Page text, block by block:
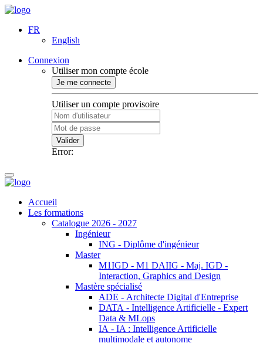
FR
English
Connexion
Utiliser mon compte école
Je me connecte
Utiliser un compte provisoire
Valider
Error:
Accueil
Les formations
Catalogue 2026 - 2027
Ingénieur
ING - Diplôme d'ingénieur
Master
M1IGD - M1 DAIIG - Maj. IGD -
Interaction, Graphics and Design
Mastère spécialisé
ADE - Architecte Digital d'Entreprise
DATA - Intelligence Artificielle - Expert
Data & MLops
IA - IA : Intelligence Artificielle
multimodale et autonome